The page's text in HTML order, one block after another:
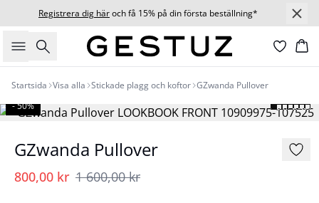
Registrera dig häroch få 15% på din första beställning*
Sök
Startsida Visa alla Stickade plagg och koftor GZwanda Pullover
- 50%
GZwanda Pullover
800,00 kr 1 600,00 kr